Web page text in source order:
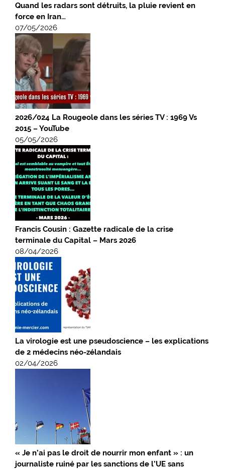
Quand les radars sont détruits, la pluie revient en
force en Iran…
07/05/2026
2026/024 La Rougeole dans les séries TV : 1969 Vs
2015 – YouTube
05/05/2026
Francis Cousin : Gazette radicale de la crise
terminale du Capital – Mars 2026
08/04/2026
La virologie est une pseudoscience – les explications
de 2 médecins néo-zélandais
02/04/2026
« Je n’ai pas le droit de nourrir mon enfant » : un
journaliste ruiné par les sanctions de l’UE sans